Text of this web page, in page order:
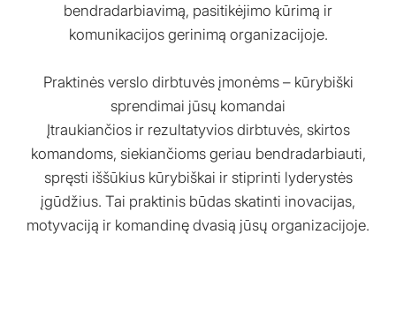
bendradarbiavimą, pasitikėjimo kūrimą ir
komunikacijos gerinimą organizacijoje.
Praktinės verslo dirbtuvės įmonėms – kūrybiški
sprendimai jūsų komandai
Įtraukiančios ir rezultatyvios dirbtuvės, skirtos
komandoms, siekiančioms geriau bendradarbiauti,
spręsti iššūkius kūrybiškai ir stiprinti lyderystės
įgūdžius. Tai praktinis būdas skatinti inovacijas,
motyvaciją ir komandinę dvasią jūsų organizacijoje.